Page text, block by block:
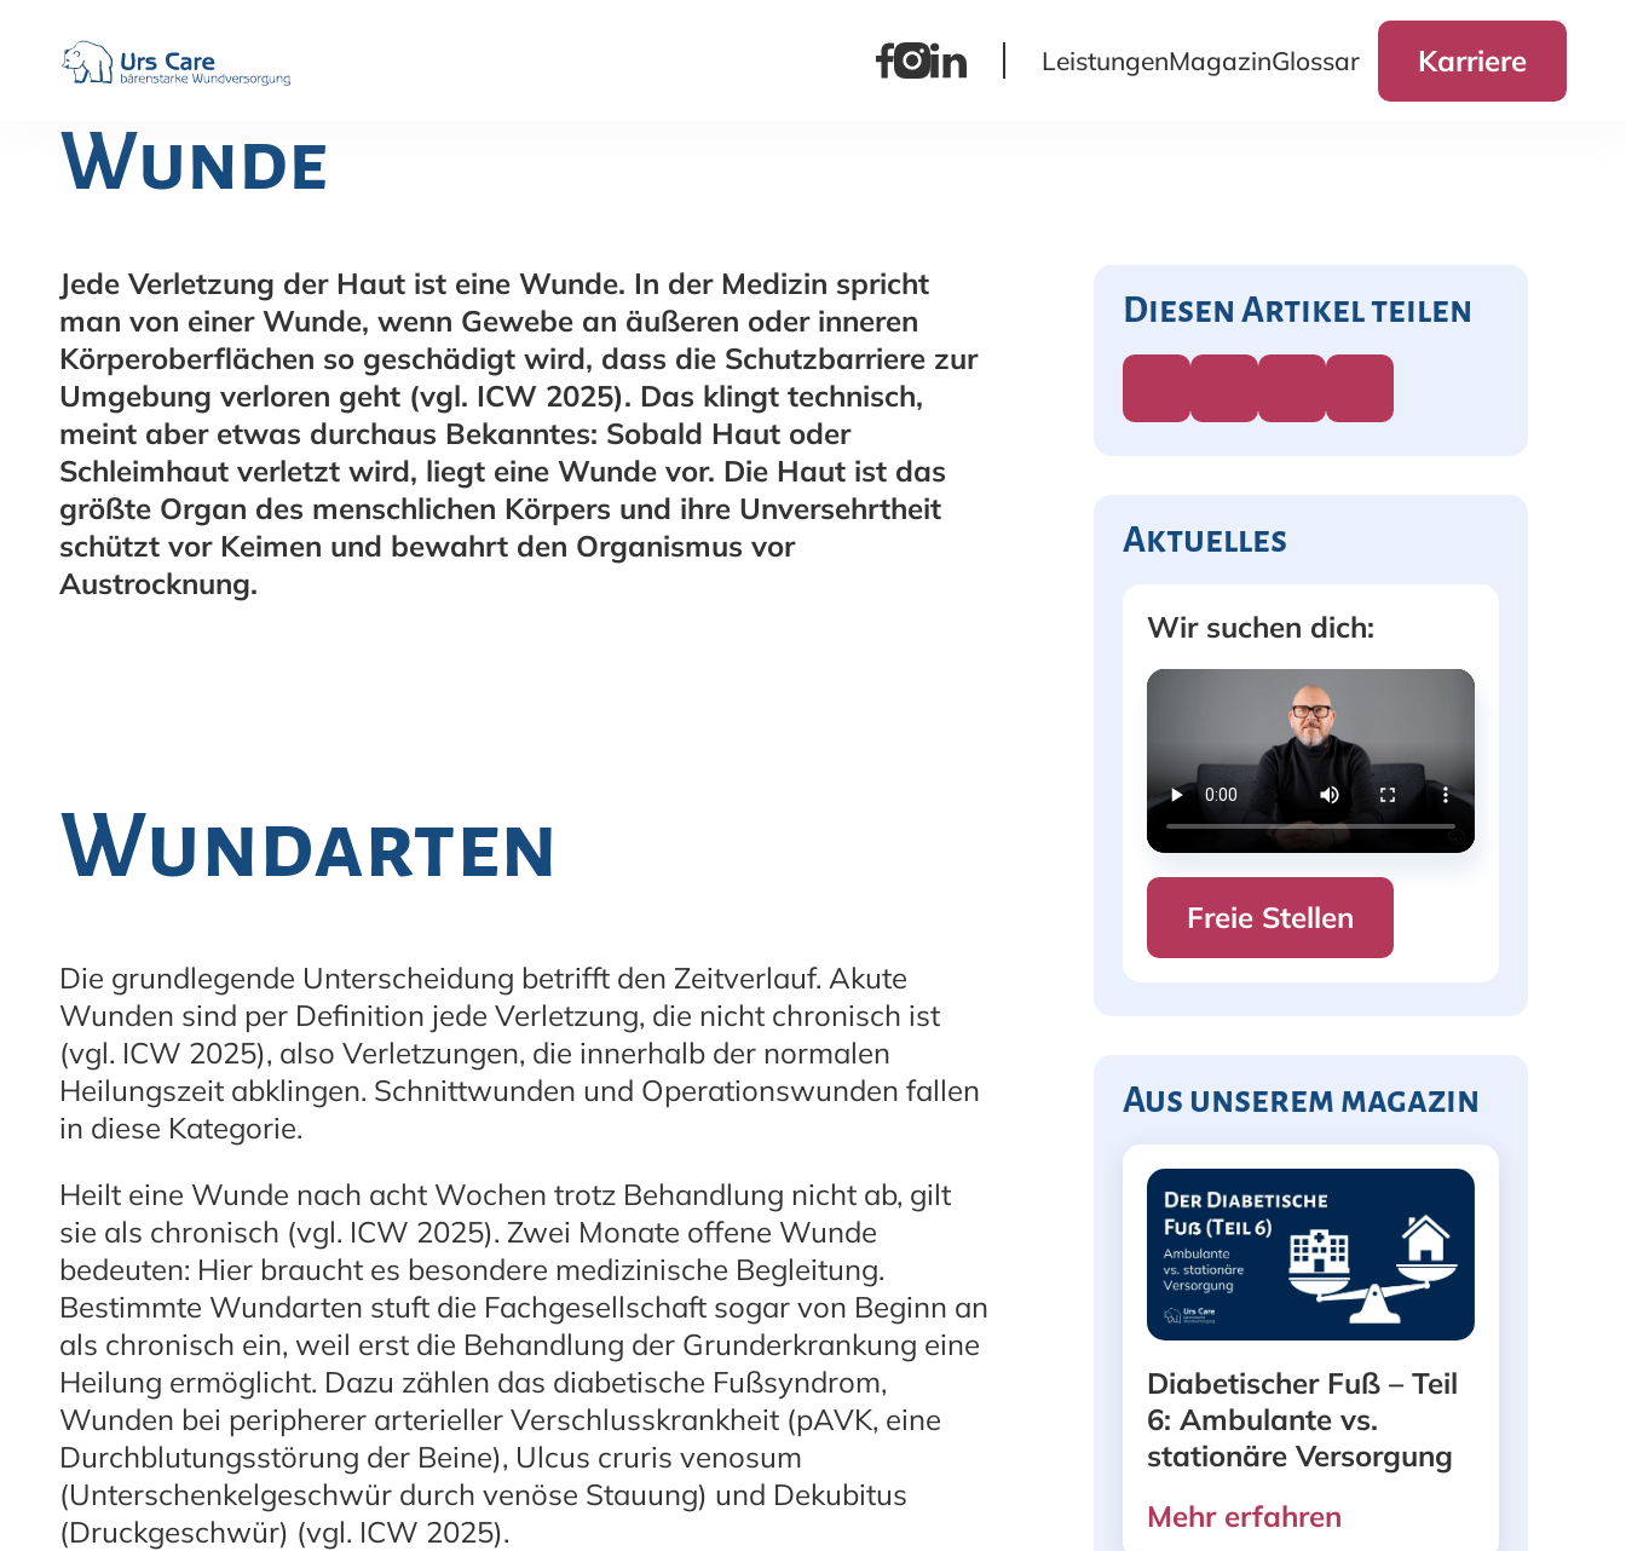
LeistungenMagazinGlossar Karriere
Wunde
Jede Verletzung der Haut ist eine Wunde. In der Medizin spricht
man von einer Wunde, wenn Gewebe an äußeren oder inneren
Körperoberflächen so geschädigt wird, dass die Schutzbarriere zur
Umgebung verloren geht (vgl. ICW 2025). Das klingt technisch,
meint aber etwas durchaus Bekanntes: Sobald Haut oder
Schleimhaut verletzt wird, liegt eine Wunde vor. Die Haut ist das
größte Organ des menschlichen Körpers und ihre Unversehrtheit
schützt vor Keimen und bewahrt den Organismus vor
Austrocknung.
Wundarten
Die grundlegende Unterscheidung betrifft den Zeitverlauf. Akute
Wunden sind per Definition jede Verletzung, die nicht chronisch ist
(vgl. ICW 2025), also Verletzungen, die innerhalb der normalen
Heilungszeit abklingen. Schnittwunden und Operationswunden fallen
in diese Kategorie.
Heilt eine Wunde nach acht Wochen trotz Behandlung nicht ab, gilt
sie als chronisch (vgl. ICW 2025). Zwei Monate offene Wunde
bedeuten: Hier braucht es besondere medizinische Begleitung.
Bestimmte Wundarten stuft die Fachgesellschaft sogar von Beginn an
als chronisch ein, weil erst die Behandlung der Grunderkrankung eine
Heilung ermöglicht. Dazu zählen das diabetische Fußsyndrom,
Wunden bei peripherer arterieller Verschlusskrankheit (pAVK, eine
Durchblutungsstörung der Beine), Ulcus cruris venosum
(Unterschenkelgeschwür durch venöse Stauung) und Dekubitus
(Druckgeschwür) (vgl. ICW 2025).
Diesen Artikel teilen
Aktuelles
Wir suchen dich:
Freie Stellen
Aus unserem magazin
Diabetischer Fuß – Teil
6: Ambulante vs.
stationäre Versorgung
Mehr erfahren